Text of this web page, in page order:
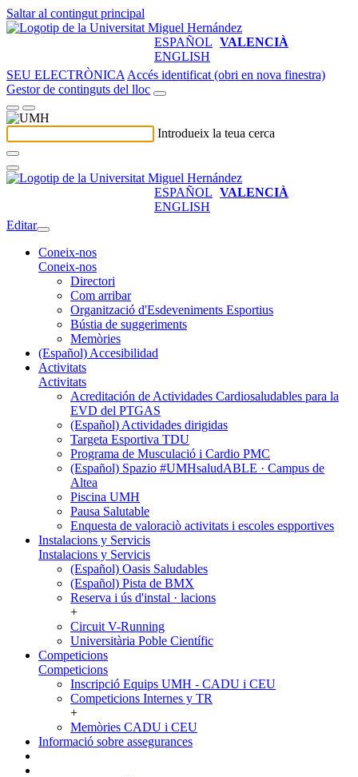
Saltar al contingut principal
ESPAÑOL VALENCIÀ
ENGLISH
SEU ELECTRÒNICA Accés identificat (obri en nova finestra)
Gestor de continguts del lloc
Introdueix la teua cerca
ESPAÑOL VALENCIÀ
ENGLISH
Editar
Coneix-nos
Coneix-nos
Directori
Com arribar
Organització d'Esdeveniments Esportius
Bústia de suggeriments
Memòries
(Español) Accesibilidad
Activitats
Activitats
Acreditación de Actividades Cardiosaludables para la
EVD del PTGAS
(Español) Actividades dirigidas
Targeta Esportiva TDU
Programa de Musculació i Cardio PMC
(Español) Spazio #UMHsaludABLE · Campus de
Altea
Piscina UMH
Pausa Salutable
Enquesta de valoraciò activitats i escoles espportives
Instalacions y Servicis
Instalacions y Servicis
(Español) Oasis Saludables
(Español) Pista de BMX
Reserva i ús d'instal · lacions
+
Circuit V-Running
Universitària Poble Científic
Competicions
Competicions
Inscripció Equips UMH - CADU i CEU
Competicions Internes y TR
+
Memòries CADU i CEU
Informació sobre assegurances